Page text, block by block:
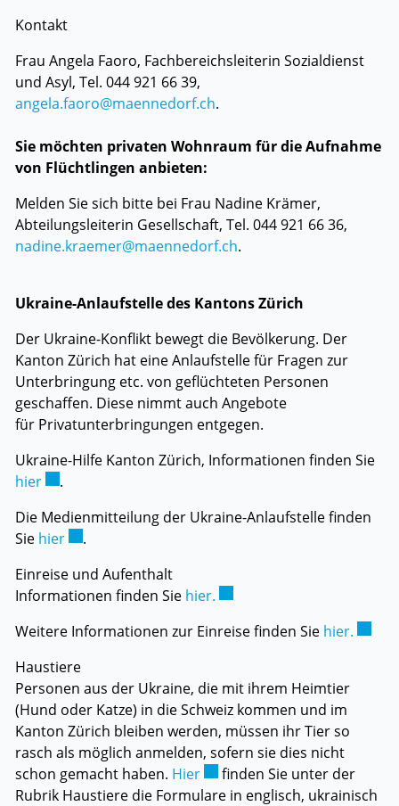
Kontakt
Frau Angela Faoro, Fachbereichsleiterin Sozialdienst
und Asyl, Tel. 044 921 66 39,
angela.faoro@maennedorf.ch.
Sie möchten privaten Wohnraum für die Aufnahme
von Flüchtlingen anbieten:
Melden Sie sich bitte bei Frau Nadine Krämer,
Abteilungsleiterin Gesellschaft, Tel. 044 921 66 36,
nadine.kraemer@maennedorf.ch.
Ukraine-Anlaufstelle des Kantons Zürich
Der Ukraine-Konflikt bewegt die Bevölkerung. Der
Kanton Zürich hat eine Anlaufstelle für Fragen zur
Unterbringung etc. von geflüchteten Personen
geschaffen. Diese nimmt auch Angebote
für Privatunterbringungen entgegen.
Ukraine-Hilfe Kanton Zürich, Informationen finden Sie
hierExterner Link wird in einem neuen Fenster geöffnet.
.
Die Medienmitteilung der Ukraine-Anlaufstelle finden
Sie hierExterner Link wird in einem neuen Fenster
.
Einreise und Aufenthalt
Informationen finden Sie hier.
Weitere Informationen zur Einreise finden Sie hier.
Haustiere
Personen aus der Ukraine, die mit ihrem Heimtier
(Hund oder Katze) in die Schweiz kommen und im
Kanton Zürich bleiben werden, müssen ihr Tier so
rasch als möglich anmelden, sofern sie dies nicht
schon gemacht haben. HierExterner Link wird in einem
finden Sie unter der
Rubrik Haustiere die Formulare in englisch, ukrainisch